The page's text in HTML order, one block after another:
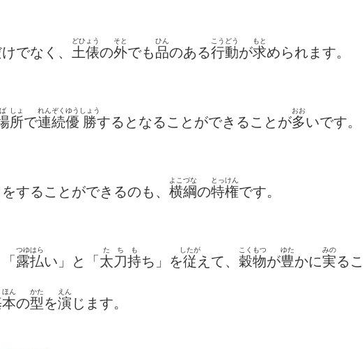
でなく、 土俵
どひょう
の外
そと
でも品
ひん
のある行動
こうどう
が求
もと
められます。
ば
所
しょ
で連続優
れんぞくゆう
勝
しょう
するとなることができることが多
おお
いです。
をすることができるのも、 横綱
よこづな
の特権
とっけん
です。
露払
つゆはら
い」と「 太
た
刀
ち
持
も
ち」を従
したが
えて、 穀物
こくもつ
が豊
ゆた
かに実
みの
るこ
本
ほん
の型
かた
を演
えん
じます。